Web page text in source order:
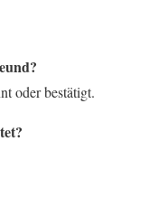
oder bestätigt.